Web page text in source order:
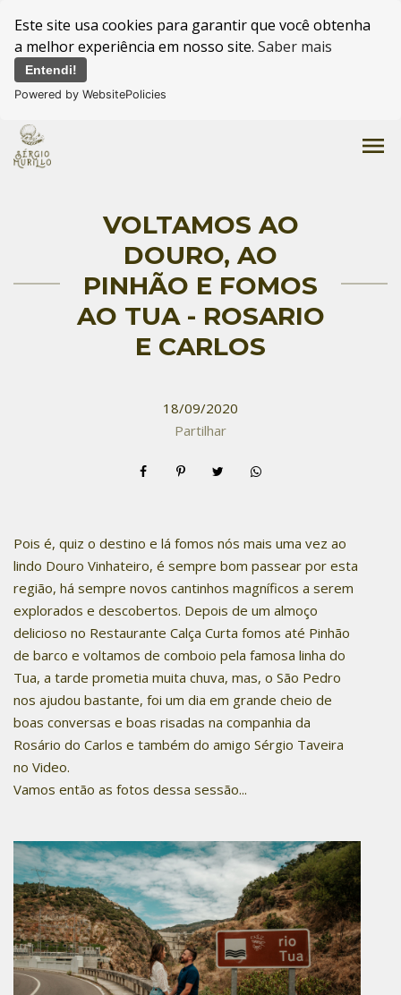
Este site usa cookies para garantir que você obtenha
a melhor experiência em nosso site. Saber mais
Entendi!
Powered by WebsitePolicies
menu
VOLTAMOS AO
DOURO, AO
PINHÃO E FOMOS
AO TUA - ROSARIO
E CARLOS
18/09/2020
Partilhar
Pois é, quiz o destino e lá fomos nós mais uma vez ao
lindo Douro Vinhateiro, é sempre bom passear por esta
região, há sempre novos cantinhos magníficos a serem
explorados e descobertos. Depois de um almoço
delicioso no Restaurante Calça Curta fomos até Pinhão
de barco e voltamos de comboio pela famosa linha do
Tua, a tarde prometia muita chuva, mas, o São Pedro
nos ajudou bastante, foi um dia em grande cheio de
boas conversas e boas risadas na companhia da
Rosário do Carlos e também do amigo Sérgio Taveira
no Video.
Vamos então as fotos dessa sessão...